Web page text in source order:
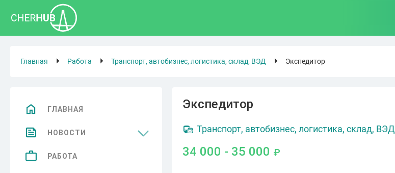
Главная Работа Транспорт, автобизнес, логистика, склад, ВЭД Экспедитор
ГЛАВНАЯ
НОВОСТИ
Общество
РАБОТА
Экспедитор
Транспорт, автобизнес, логистика, склад, ВЭД
34 000 - 35 000 ₽